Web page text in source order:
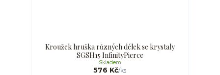
Kroužek hruška různých délek se krystaly
SGSH15 InfinityPierce
576 Kč/ks
Skladem